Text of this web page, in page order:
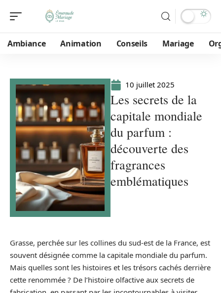
Ambiance Animation Conseils Mariage
10 juillet 2025
Les secrets de la
capitale mondiale
du parfum :
découverte des
fragrances
emblématiques
Grasse, perchée sur les collines du sud-est de la France, est
souvent désignée comme la capitale mondiale du parfum.
Mais quelles sont les histoires et les trésors cachés derrière
cette renommée ? De l’histoire olfactive aux secrets de